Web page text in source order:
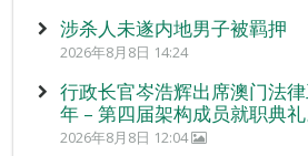
涉杀人未遂内地男子被羁押
2026年8月8日 14:24
行政长官岑浩辉出席澳门法
年 – 第四届架构成员就职典礼
2026年8月8日 12:04